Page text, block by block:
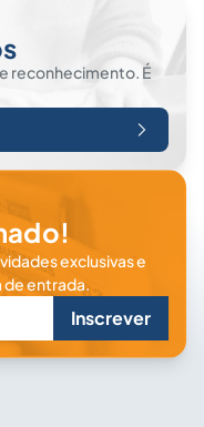
reconhecimento. É
exclusivas e
de entrada.
Inscrever